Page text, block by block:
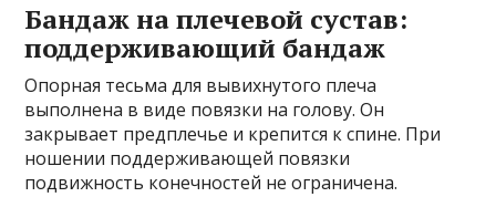
Бандаж на плечевой сустав:
поддерживающий бандаж
Опорная тесьма для вывихнутого плеча
выполнена в виде повязки на голову. Он
закрывает предплечье и крепится к спине. При
ношении поддерживающей повязки
подвижность конечностей не ограничена.